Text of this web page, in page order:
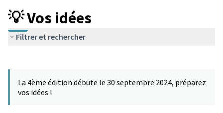
💡 Vos idées
Filtrer et rechercher
−
La 4ème édition débute le 30 septembre 2024, préparez
vos idées !